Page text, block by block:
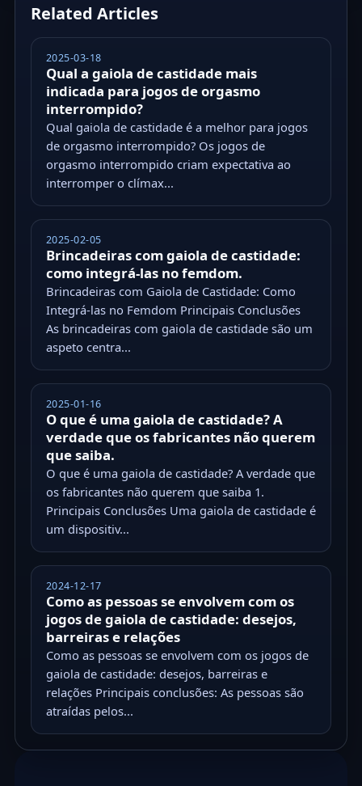
Related Articles
2025-03-18
Qual a gaiola de castidade mais
indicada para jogos de orgasmo
interrompido?
Qual gaiola de castidade é a melhor para jogos
de orgasmo interrompido? Os jogos de
orgasmo interrompido criam expectativa ao
interromper o clímax...
2025-02-05
Brincadeiras com gaiola de castidade:
como integrá-las no femdom.
Brincadeiras com Gaiola de Castidade: Como
Integrá-las no Femdom Principais Conclusões
As brincadeiras com gaiola de castidade são um
aspeto centra...
2025-01-16
O que é uma gaiola de castidade? A
verdade que os fabricantes não querem
que saiba.
O que é uma gaiola de castidade? A verdade que
os fabricantes não querem que saiba 1.
Principais Conclusões Uma gaiola de castidade é
um dispositiv...
2024-12-17
Como as pessoas se envolvem com os
jogos de gaiola de castidade: desejos,
barreiras e relações
Como as pessoas se envolvem com os jogos de
gaiola de castidade: desejos, barreiras e
relações Principais conclusões: As pessoas são
atraídas pelos...